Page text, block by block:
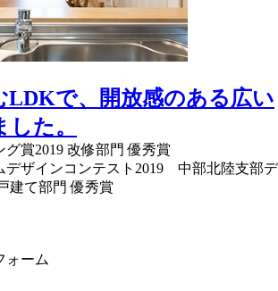
LDKで、開放感のある広い
た。
賞2019 改修部門 優秀賞
デザインコンテスト2019 中部北陸支部デ
建て部門 優秀賞
ォーム